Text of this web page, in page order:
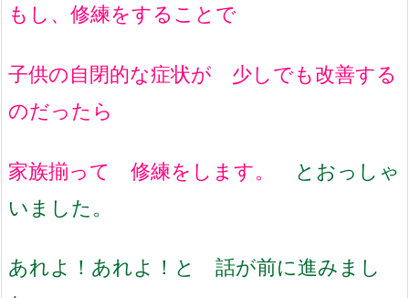
もし、修練をすることで
子供の自閉的な症状が 少しでも改善する
のだったら
家族揃って 修練をします。
とおっしゃ
いました。
あれよ！あれよ！と 話が前に進みまし